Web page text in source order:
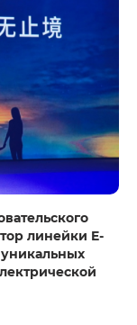
линейки E-
уникальных